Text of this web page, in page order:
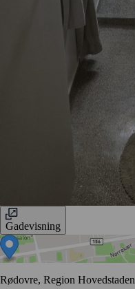
Gadevisning
Rødovre, Region Hovedstaden